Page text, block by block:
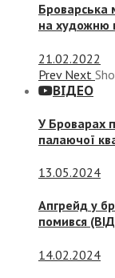
Броварська
на художню
21.02.2022
Prev Next
ВІДЕО
У Броварах
палаючої
13.05.2024
Апгрейд у
помився
14.02.2024